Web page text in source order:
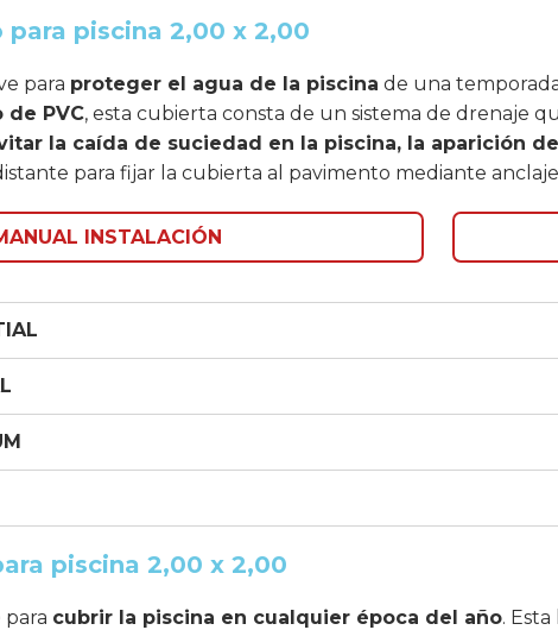
piscina 2,00 x 2,00
para proteger el agua de la piscina de una
PVC, esta cubierta consta de un sistema de drenaje
la caída de suciedad en la piscina, la aparición
para fijar la cubierta al pavimento mediante
INSTALACIÓN
piscina 2,00 x 2,00
para cubrir la piscina en cualquier época del año.